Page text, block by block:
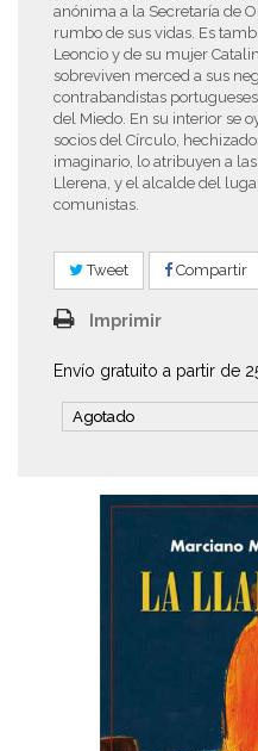
anónima a la Secretaría de
rumbo de sus vidas. Es
Leoncio y de su mujer
sobreviven merced a sus
contrabandistas
del Miedo. En su interior se
socios del Círculo,
imaginario, lo atribuyen a
Llerena, y el alcalde del
comunistas.
Tweet Compartir
Imprimir
Envío gratuito a partir de
Agotado